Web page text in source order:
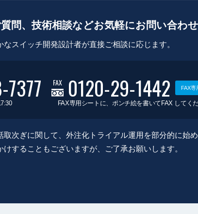
問、技術相談などお気軽にお問い合わせ
なスイッチ開発設計者が直接ご相談に応じます。
FAX 0120-29-1442 FAX専
FAX専用シートに、ポンチ絵を書いてFAX してくだ
次ぎに関して、外注化トライアル運用を部分的に始め
けすることもございますが、ご了承お願いします。